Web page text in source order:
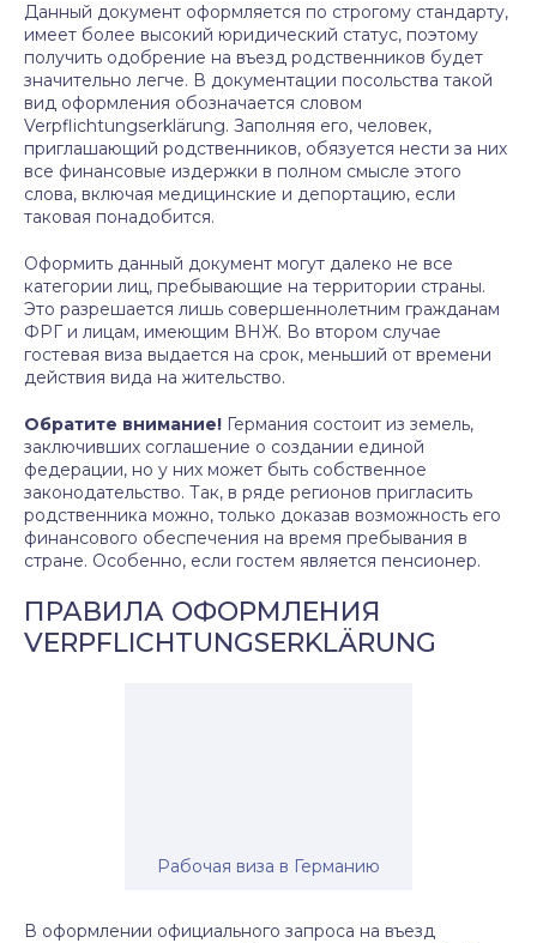
Данный документ оформляется по строгому стандарту,
имеет более высокий юридический статус, поэтому
получить одобрение на въезд родственников будет
значительно легче. В документации посольства такой
вид оформления обозначается словом
Verpflichtungserklärung. Заполняя его, человек,
приглашающий родственников, обязуется нести за них
все финансовые издержки в полном смысле этого
слова, включая медицинские и депортацию, если
таковая понадобится.
Оформить данный документ могут далеко не все
категории лиц, пребывающие на территории страны.
Это разрешается лишь совершеннолетним гражданам
ФРГ и лицам, имеющим ВНЖ. Во втором случае
гостевая виза выдается на срок, меньший от времени
действия вида на жительство.
Обратите внимание! Германия состоит из земель,
заключивших соглашение о создании единой
федерации, но у них может быть собственное
законодательство. Так, в ряде регионов пригласить
родственника можно, только доказав возможность его
финансового обеспечения на время пребывания в
стране. Особенно, если гостем является пенсионер.
ПРАВИЛА ОФОРМЛЕНИЯ
VERPFLICHTUNGSERKLÄRUNG
Рабочая виза в Германию
В оформлении официального запроса на въезд